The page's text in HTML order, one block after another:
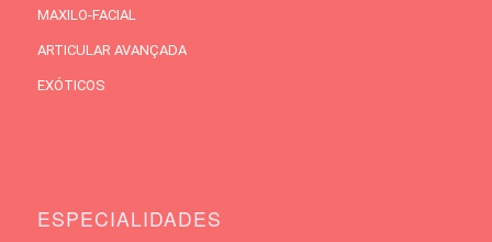
MAXILO-FACIAL
ARTICULAR AVANÇADA
EXÓTICOS
ESPECIALIDADES